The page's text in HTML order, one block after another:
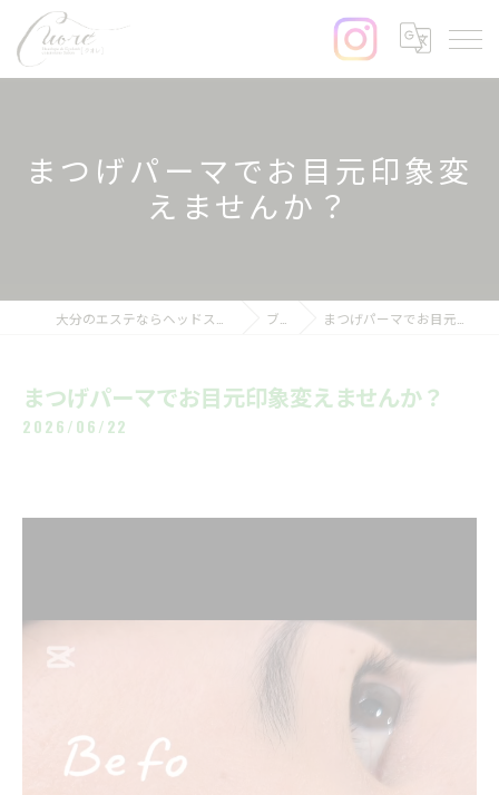
まつげパーマでお目元印象変
えませんか？
ブログ まつげパーマでお目元印象変えませんか？
まつげパーマでお目元印象変えませんか？
2026/06/22